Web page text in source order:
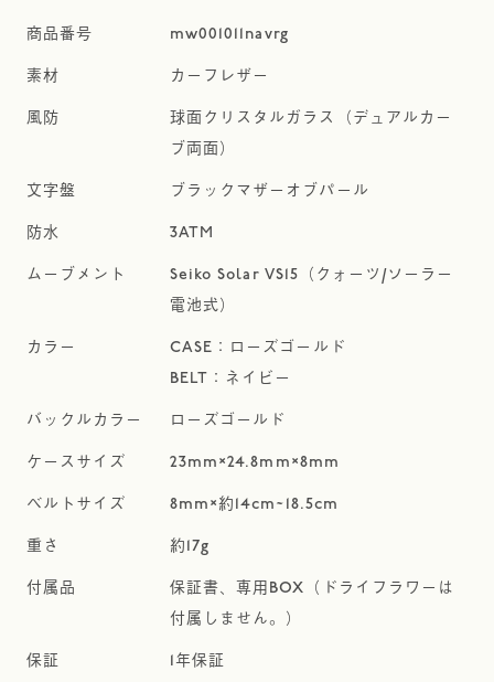
mw001011navrg
カーフレザー
球面クリスタルガラス（デュアルカー
ブ両面）
ブラックマザーオブパール
3ATM
Seiko Solar VS15（クォーツ/ソーラー
電池式）
CASE：ローズゴールド
BELT：ネイビー
ローズゴールド
23mm×24.8mm×8mm
8mm×約14cm~18.5cm
約17g
保証書、専用BOX（ドライフラワーは
付属しません。）
1年保証